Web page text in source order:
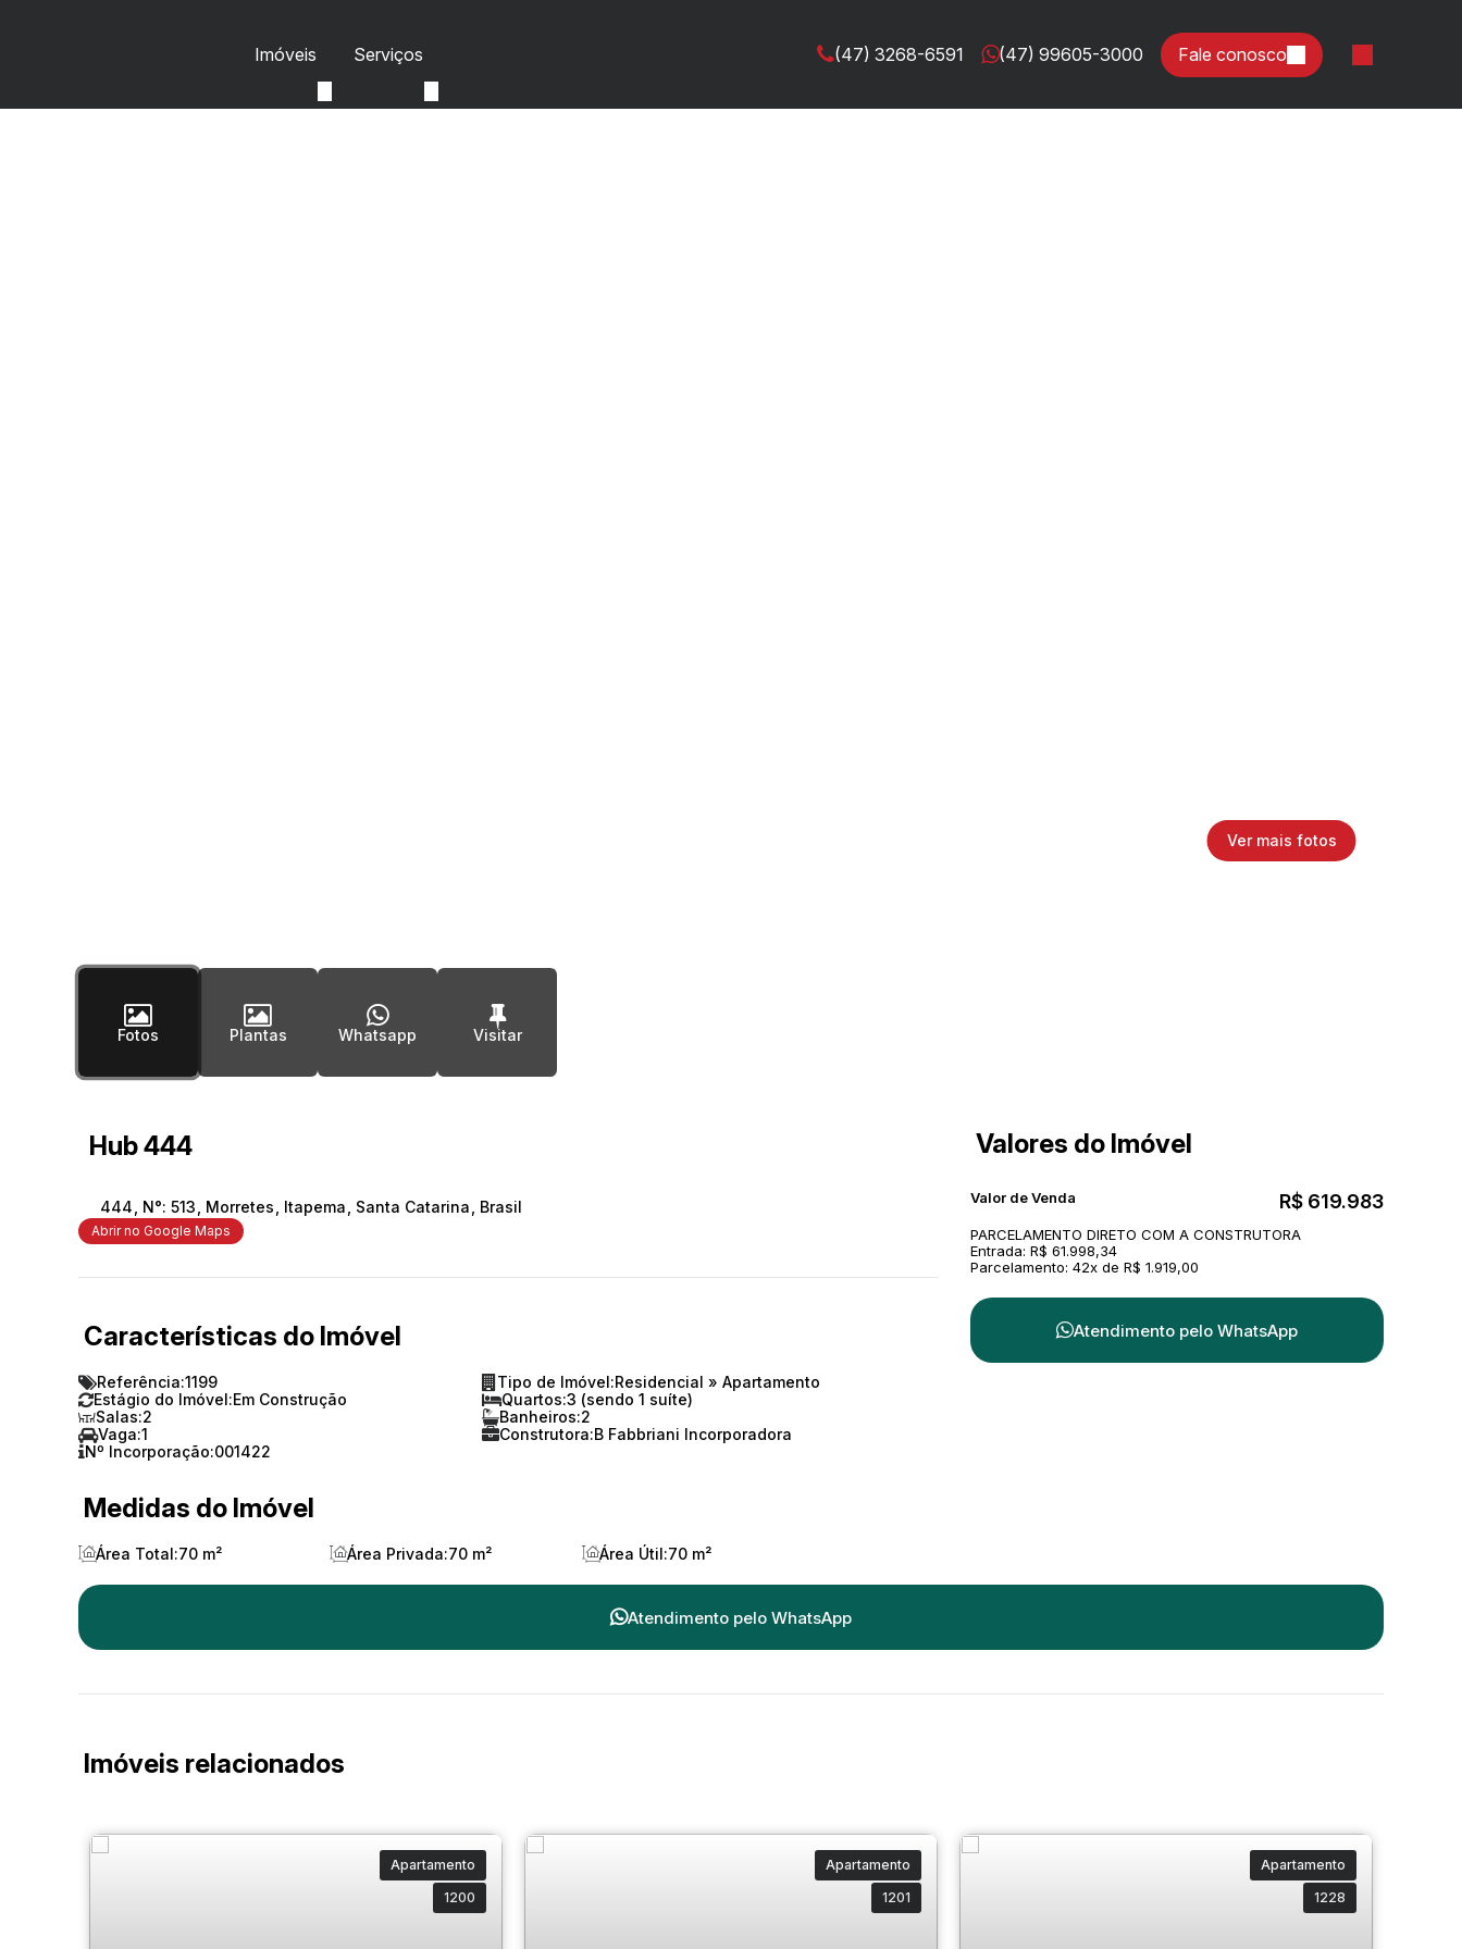
Imóveis Serviços Fale conosco
(47) 3268-6591 (47) 99605-3000
Fotos Plantas Whatsapp
Hub 444
444 N°: 513 Morretes Itapema Santa Catarina Brasil
Abrir no Google Maps
Características do Imóvel
Referência:1199 Tipo de Imóvel:Residencial » Apartamento
Estágio do Imóvel:Em Construção Quartos:3 (sendo 1 suíte)
Salas:2 Banheiros:2
Vaga:1 Construtora:B Fabbriani Incorporadora
Nº Incorporação:001422
Medidas do Imóvel
Área Total:70 m² Área Privada:70 m² Área Útil:70 m²
Valores do Imóvel
R$ 619.983
Valor de Venda
PARCELAMENTO DIRETO COM A CONSTRUTORA
Entrada: R$ 61.998,34
Parcelamento: 42x de R$ 1.919,00
Atendimento pelo WhatsApp
Atendimento pelo WhatsApp
Imóveis relacionados
Apartamento
1200
Apartamento
1201
Apartamento
1228